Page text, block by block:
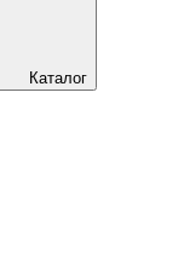
Каталог